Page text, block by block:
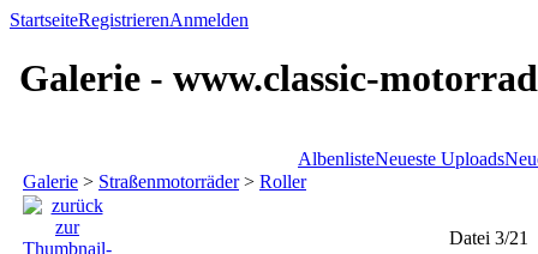
StartseiteRegistrierenAnmelden
Galerie - www.classic-
AlbenlisteNeueste Uploads
Galerie > Straßenmotorräder> Roller
Datei 3/21